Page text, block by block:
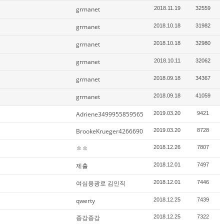
grmanet 2018.11.19 32559
grmanet 2018.10.18 31982
grmanet 2018.10.18 32980
grmanet 2018.10.11 32062
grmanet 2018.09.18 34367
grmanet 2018.09.18 41059
Adriene3499955859565 2019.03.20 9421
BrookeKrueger4266690 2019.03.20 8728
ㅎㅎ 2018.12.26 7807
제출 2018.12.01 7497
여심용광로 김인직 2018.12.01 7446
qwerty 2018.12.25 7439
종강종강 2018.12.25 7322